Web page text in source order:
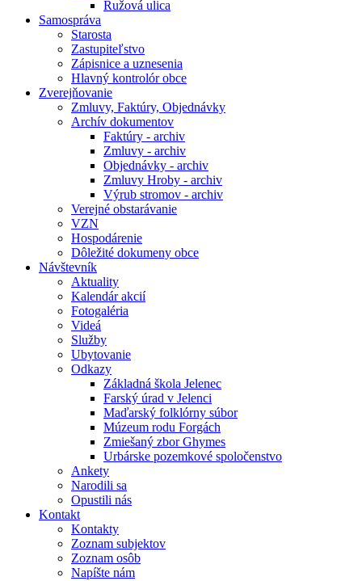
Ružová ulica
Samospráva
Starosta
Zastupiteľstvo
Zápisnice a uznesenia
Hlavný kontrolór obce
Zverejňovanie
Zmluvy, Faktúry, Objednávky
Archív dokumentov
Faktúry - archiv
Zmluvy - archiv
Objednávky - archiv
Zmluvy Hroby - archiv
Výrub stromov - archiv
Verejné obstarávanie
VZN
Hospodárenie
Dôležité dokumeny obce
Návštevník
Aktuality
Kalendár akcií
Fotogaléria
Videá
Služby
Ubytovanie
Odkazy
Základná škola Jelenec
Farský úrad v Jelenci
Maďarský folklórny súbor
Múzeum rodu Forgách
Zmiešaný zbor Ghymes
Urbárske pozemkové spoločenstvo
Ankety
Narodili sa
Opustili nás
Kontakt
Kontakty
Zoznam subjektov
Zoznam osôb
Napíšte nám